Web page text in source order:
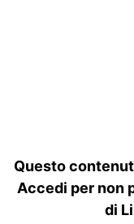
Questo
Accedi per non
di